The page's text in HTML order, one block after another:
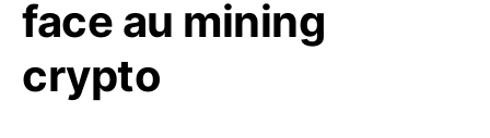
face au mining
crypto